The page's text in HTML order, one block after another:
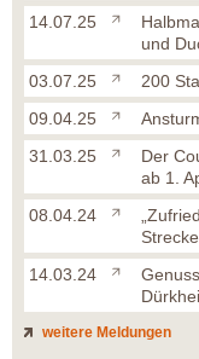
14.07.25
und
03.07.25
200
09.04.25
31.03.25
Der
ab 1.
08.04.24
14.03.24
weitere Meldungen